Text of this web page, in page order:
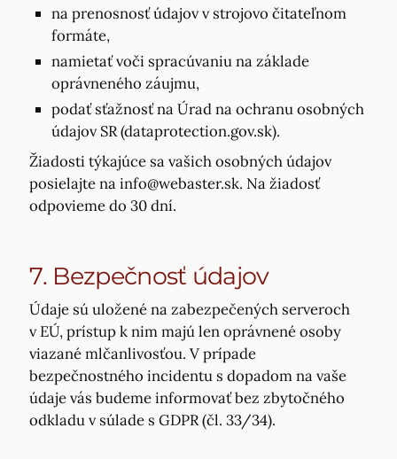
na prenosnosť údajov v strojovo čitateľnom
formáte,
namietať voči spracúvaniu na základe
oprávneného záujmu,
podať sťažnosť na Úrad na ochranu osobných
údajov SR (dataprotection.gov.sk).
Žiadosti týkajúce sa vašich osobných údajov
posielajte na info@webaster.sk. Na žiadosť
odpovieme do 30 dní.
7. Bezpečnosť údajov
Údaje sú uložené na zabezpečených serveroch
v EÚ, prístup k nim majú len oprávnené osoby
viazané mlčanlivosťou. V prípade
bezpečnostného incidentu s dopadom na vaše
údaje vás budeme informovať bez zbytočného
odkladu v súlade s GDPR (čl. 33/34).